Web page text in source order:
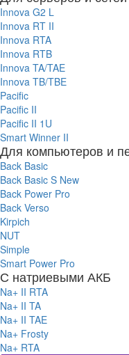
Innova G2 L
Innova RT II
Innova RTA
Innova RTB
Innova TA/TAE
Innova TB/TBE
Pacific
Pacific II
Pacific II 1U
Smart Winner II
Для компьютеров и
Back Basic
Back Basic S New
Back Power Pro
Back Verso
Kirpich
NUT
Simple
Smart Power Pro
С натриевыми АКБ
Na+ II RTA
Na+ II TA
Na+ II TAE
Na+ Frosty
Na+ RTA